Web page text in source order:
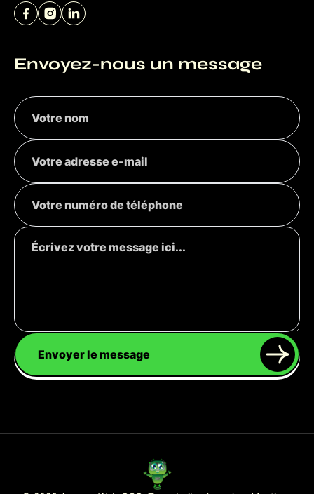
Envoyez-nous un message
Envoyer le message